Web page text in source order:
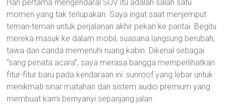
Hari pertama mengendarai SUV itu adalah salah satu
momen yang tak terlupakan. Saya ingat saat menjemput
teman-teman untuk perjalanan akhir pekan ke pantai. Begitu
mereka masuk ke dalam mobil, suasana langsung berubah;
tawa dan canda memenuhi ruang kabin. Dikenal sebagai
“sang penata acara”, saya merasa bangga memperlihatkan
fitur-fitur baru pada kendaraan ini: sunroof yang lebar untuk
menikmati sinar matahari dan sistem audio premium yang
membuat kami bernyanyi sepanjang jalan.